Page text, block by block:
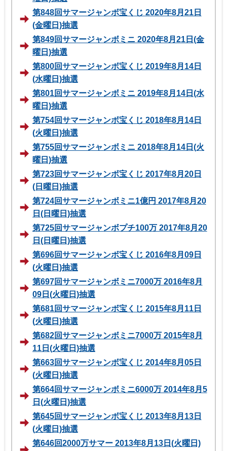
第848回サマージャンボ宝くじ 2020年8月21日
(金曜日)抽選
第849回サマージャンボミニ 2020年8月21日(金
曜日)抽選
第800回サマージャンボ宝くじ 2019年8月14日
(水曜日)抽選
第801回サマージャンボミニ 2019年8月14日(水
曜日)抽選
第754回サマージャンボ宝くじ 2018年8月14日
(火曜日)抽選
第755回サマージャンボミニ 2018年8月14日(火
曜日)抽選
第723回サマージャンボ宝くじ 2017年8月20日
(日曜日)抽選
第724回サマージャンボミニ1億円 2017年8月20
日(日曜日)抽選
第725回サマージャンボプチ100万 2017年8月20
日(日曜日)抽選
第696回サマージャンボ宝くじ 2016年8月09日
(火曜日)抽選
第697回サマージャンボミニ7000万 2016年8月
09日(火曜日)抽選
第681回サマージャンボ宝くじ 2015年8月11日
(火曜日)抽選
第682回サマージャンボミニ7000万 2015年8月
11日(火曜日)抽選
第663回サマージャンボ宝くじ 2014年8月05日
(火曜日)抽選
第664回サマージャンボミニ6000万 2014年8月5
日(火曜日)抽選
第645回サマージャンボ宝くじ 2013年8月13日
(火曜日)抽選
第646回2000万サマー 2013年8月13日(火曜日)